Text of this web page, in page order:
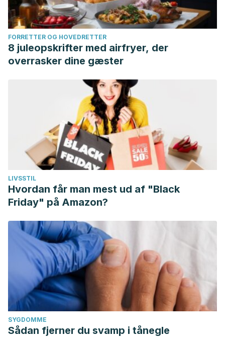
FORRETTER OG HOVEDRETTER
8 juleopskrifter med airfryer, der
overrasker dine gæster
LIVSSTIL
Hvordan får man mest ud af "Black
Friday" på Amazon?
SYGDOMME
Sådan fjerner du svamp i tånegle